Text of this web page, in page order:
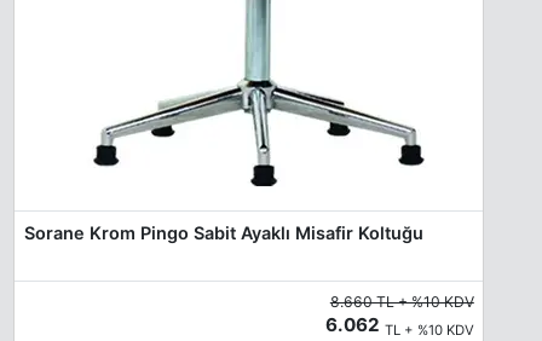
Sorane Krom Pingo Sabit Ayaklı Misafir Koltuğu
8.660 TL + %10 KDV
6.062 TL + %10 KDV